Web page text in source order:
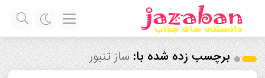
برچسب زده شده با:ساز تنبور